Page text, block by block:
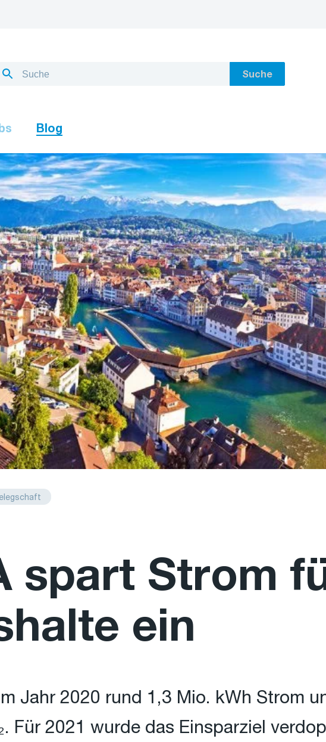
Suche
Blog
spart Strom
ein
Jahr 2020 rund 1,3 Mio. kWh Strom
Für 2021 wurde das Einsparziel